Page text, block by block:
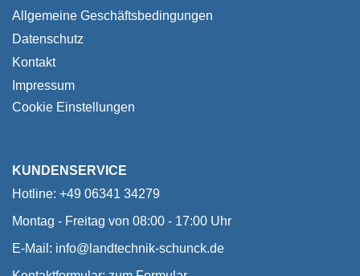
Allgemeine Geschäftsbedingungen
Datenschutz
Kontakt
Impressum
Cookie Einstellungen
KUNDENSERVICE
Hotline: +49 06341 34279
Montag - Freitag von 08:00 - 17:00 Uhr
E-Mail: info@landtechnik-schunck.de